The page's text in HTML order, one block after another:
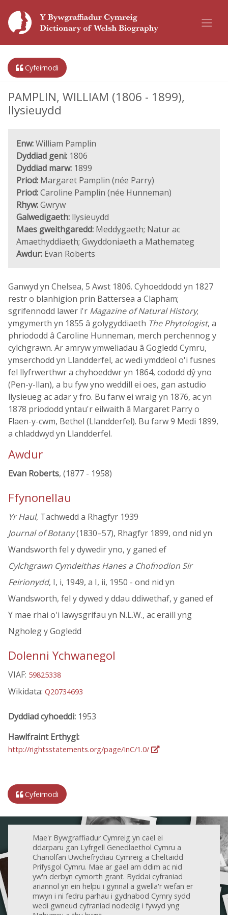
Cyfeirnodi
PAMPLIN, WILLIAM (1806 - 1899),
llysieuydd
Enw:William Pamplin
Dyddiad geni: 1806
Dyddiad marw: 1899
Priod: Margaret Pamplin (née Parry)
Priod:Caroline Pamplin (née Hunneman)
Rhyw:Gwryw
Galwedigaeth: llysieuydd
Maes gweithgaredd: Meddygaeth; Natur ac
Amaethyddiaeth; Gwyddoniaeth a Mathemateg
Awdur: Evan Roberts
Ganwyd yn Chelsea, 5 Awst 1806. Cyhoeddodd yn 1827
restr o blanhigion prin Battersea a Clapham;
sgrifennodd lawer i'r Magazine of Natural History;
ymgymerth yn 1855 â golygyddiaeth The Phytologist, a
phriododd â Caroline Hunneman, merch perchennog y
cylchgrawn. Ar amryw ymweliadau â Gogledd Cymru,
ymserchodd yn Llandderfel, ac wedi ymddeol o'i fusnes
fel llyfrwerthwr a chyhoeddwr yn 1864, cododd dŷ yno
(Pen-y-llan), a bu fyw yno weddill ei oes, gan astudio
llysieueg ac adar y fro. Bu farw ei wraig yn 1876, ac yn
1878 priododd yntau'r eilwaith â Margaret Parry o
Flaen-y-cwm, Bethel (Llandderfel). Bu farw 9 Medi 1899,
a chladdwyd yn Llandderfel.
Awdur
Evan Roberts, (1877 - 1958)
Ffynonellau
Yr Haul, Tachwedd a Rhagfyr 1939
Journal of Botany(1830–57), Rhagfyr 1899, ond nid yn
Wandsworth fel y dywedir yno, y ganed ef
Cylchgrawn Cymdeithas Hanes a Chofnodion Sir
Feirionydd, I, i, 1949, a I, ii, 1950 - ond nid yn
Wandsworth, fel y dywed y ddau ddiwethaf, y ganed ef
Y mae rhai o'i lawysgrifau yn N.L.W., ac eraill yng
Ngholeg y Gogledd
Dolenni Ychwanegol
VIAF: 59825338
Wikidata: Q20734693
Dyddiad cyhoeddi: 1953
Hawlfraint Erthygl:
http://rightsstatements.org/page/InC/1.0/
Cyfeirnodi
Mae'r Bywgraffiadur Cymreig yn cael ei
ddarparu gan Lyfrgell Genedlaethol Cymru a
Chanolfan Uwchefrydiau Cymreig a Cheltaidd
Prifysgol Cymru. Mae ar gael am ddim ac nid
yw'n derbyn cymorth grant. Byddai cyfraniad
ariannol yn ein helpu i gynnal a gwella'r wefan er
mwyn i ni fedru parhau i gydnabod Cymry sydd
wedi gwneud cyfraniad nodedig i fywyd yng